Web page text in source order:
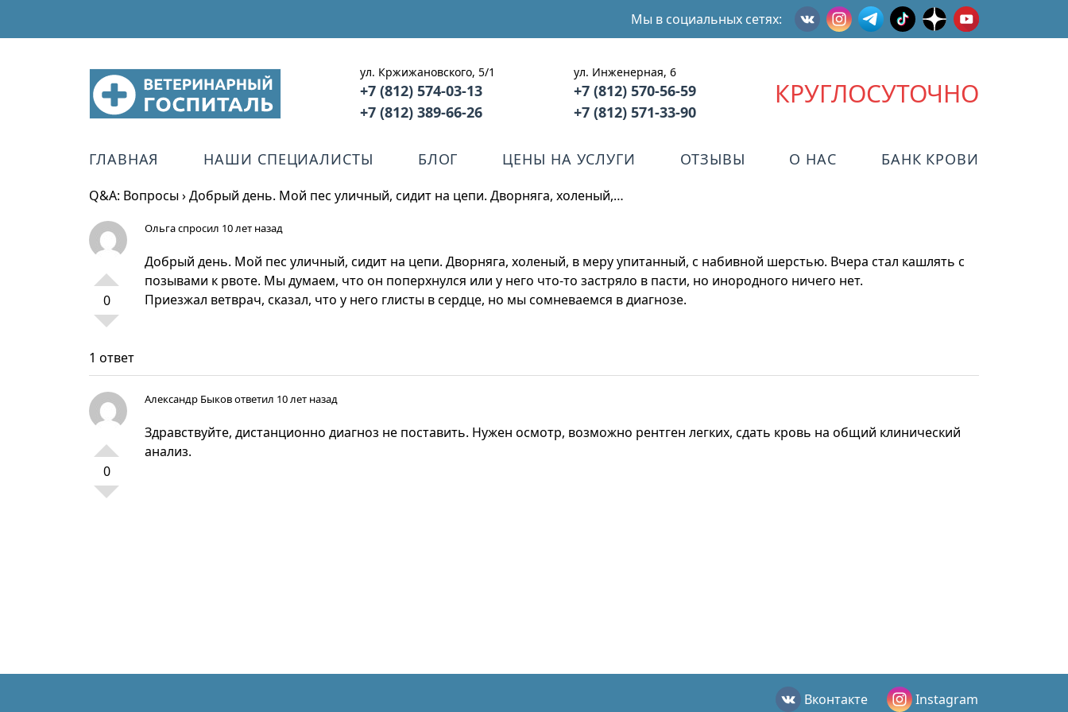
Мы в социальных сетях:
ул. Кржижановского, 5/1
+7 (812) 574-03-13
+7 (812) 389-66-26
ул. Инженерная, 6
+7 (812) 570-56-59
+7 (812) 571-33-90
КРУГЛОСУТОЧНО
ГЛАВНАЯ НАШИ СПЕЦИАЛИСТЫ БЛОГ ЦЕНЫ НА УСЛУГИ ОТЗЫВЫ О НАС БАНК КРОВИ
Q&A: Вопросы›Добрый день. Мой пес уличный, сидит на цепи. Дворняга, холеный,…
0
Ольгаспросил 10 лет назад
Добрый день. Мой пес уличный, сидит на цепи. Дворняга, холеный, в меру упитанный, с набивной шерстью. Вчера стал кашлять с
позывами к рвоте. Мы думаем, что он поперхнулся или у него что-то застряло в пасти, но инородного ничего нет.
Приезжал ветврач, сказал, что у него глисты в сердце, но мы сомневаемся в диагнозе.
1 ответ
0
Александр Быковответил 10 лет назад
Здравствуйте, дистанционно диагноз не поставить. Нужен осмотр, возможно рентген легких, сдать кровь на общий клинический
анализ.
Вконтакте Instagram